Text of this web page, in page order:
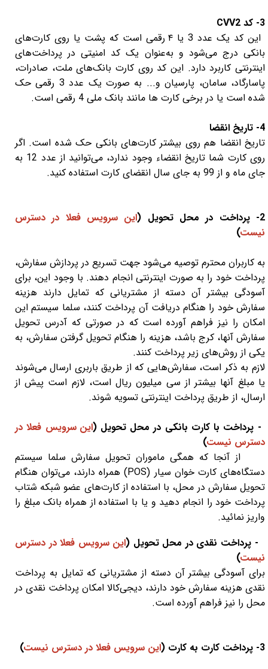
3- کد CVV2
این کد یک عدد 3 یا ۴ رقمی است که پشت یا روی کارت‌‌‌‌‌‌‌‌‌‌‌‌‌‌‌‌‌‌‌‌‌‌‌‌‌‌‌‌‌‌‌‌‌‌‌‌‌‌‌‌‌‌‌‌‌‌‌‌‌‌‌‌‌های
بانکی درج می‌شود و به‌‌‌‌‌‌‌‌‌‌‌‌‌‌‌‌‌‌‌‌‌‌‌‌‌‌‌‌‌‌‌‌‌‌‌‌‌‌‌‌‌‌‌‌‌‌‌‌‌‌‌‌‌عنوان یک کد امنیتی در پرداخت‌‌‌‌‌‌‌‌‌‌‌‌‌‌‌‌‌‌‌‌‌‌‌‌‌‌‌‌‌‌‌‌‌‌‌‌‌‌‌‌‌‌‌‌‌‌‌‌‌‌‌‌‌های
اینترنتی کاربرد دارد. این کد روی کارت‌‌‌‌‌‌‌‌‌‌‌‌‌‌‌‌‌‌‌‌‌‌‌‌‌‌‌‌‌‌‌‌‌‌‌‌‌‌‌‌‌‌‌‌‌‌‌‌‌‌‌‌‌ بانک‏‌های ملت، صادرات،
پاسارگاد، سامان، پارسیان و... به صورت یک عدد 3 رقمی حک
شده است یا در برخی کارت ها مانند بانک ملی 4 رقمی است.
4- تاریخ انقضا
تاریخ انقضا هم روی بیشتر کارت‌های بانکی حک شده است. اگر
روی کارت شما تاریخ انقضاء وجود ندارد، می‏‌توانید از عدد 12 به
جای ماه و از 99 به جای سال انقضای کارت استفاده کنید.
2- پرداخت در محل تحویل (
این سرویس فعلا در دسترس
نیست)
به کاربران محترم توصیه می‌شود جهت تسریع در پردازش سفارش،
پرداخت خود را به صورت اینترنتی انجام دهند. با وجود این، برای
آسودگی بیشتر آن دسته از مشتریانی که تمایل دارند هزینه
سفارش خود را هنگام دریافت آن پرداخت کنند، سلما سیستم این
امکان را نیز فراهم آورده است که در صورتی که آدرس تحویل
سفارش آنها، کرج باشد، هزینه را هنگام تحویل گرفتن سفارش، به
یکی از روش‌های زیر پرداخت کنند.
لازم به ذکر است، سفارش‌هایی که از طریق باربری ارسال می‌شوند
یا مبلغ آنها بیشتر از سی میلیون ریال است، لازم است پیش از
ارسال، از طریق پرداخت اینترنتی تسویه شوند.
- پرداخت با کارت بانکی در محل تحویل (این سرویس فعلا در
دسترس نیست)
از آنجا که همگی ماموران تحویل سفارش سلما سیستم
دستگاه‏‏‌های کارت خوان سیار (POS) همراه دارند، می‌توان هنگام
تحویل سفارش در محل، با استفاده از کارت‌های عضو شبکه شتاب
پرداخت خود را انجام دهید و یا با استفاده از همراه بانک مبلغ را
واریز نمائید.
- پرداخت نقدی در محل تحویل (این سرویس فعلا در دسترس
نیست)
برای آسودگی بیشتر آن دسته از مشتریانی که تمایل به پرداخت
نقدی هزینه سفارش خود دارند، دیجی‏‌کالا امکان پرداخت نقدی در
محل را نیز فراهم آورده است.
3- پرداخت کارت به کارت ( این سرویس فعلا در دسترس نیست)